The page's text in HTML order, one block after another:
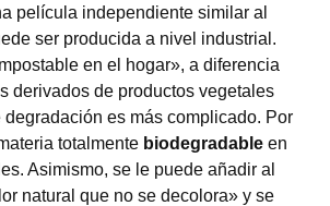
película independiente similar al
ser producida a nivel industrial.
en el hogar», a diferencia
derivados de productos vegetales
degradación es más complicado. Por
totalmente biodegradable en
Asimismo, se le puede añadir al
natural que no se decolora» y se